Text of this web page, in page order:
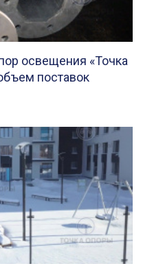
освещения «Точка
поставок